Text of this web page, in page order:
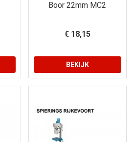
Boor 22mm MC2
€ 18,15
BEKIJK